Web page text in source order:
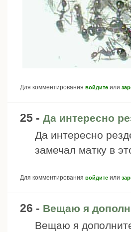
Для комментирования войдите или
25 - Да интересно
Да интересно
замечал матку в
Для комментирования войдите или
26 - Вещаю я
Вещаю я